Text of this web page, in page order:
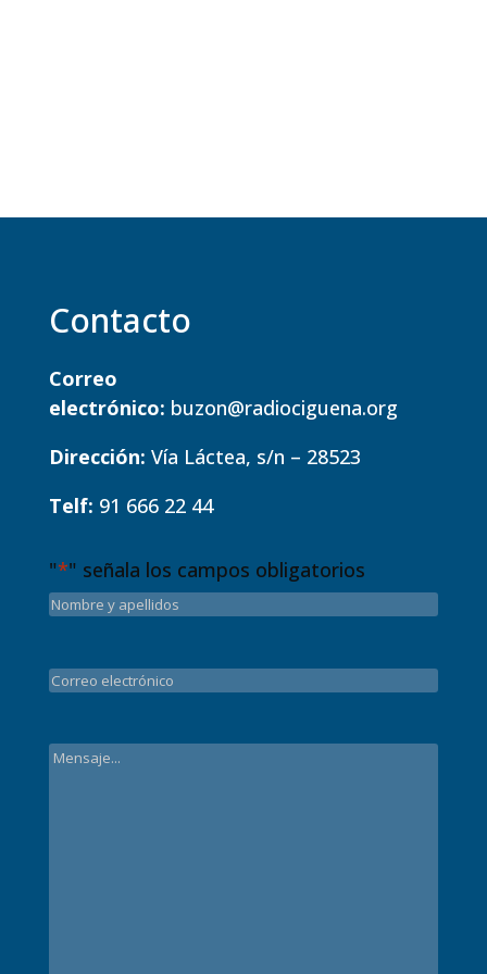
Contacto
Correo
electrónico: buzon@radiociguena.org
Dirección: Vía Láctea, s/n – 28523
Telf: 91 666 22 44
"*" señala los campos obligatorios